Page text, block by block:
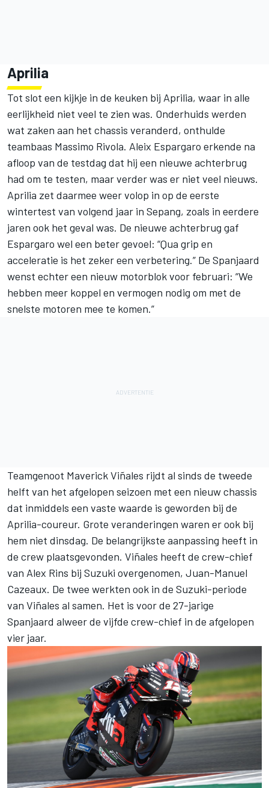
Aprilia
Tot slot een kijkje in de keuken bij Aprilia, waar in alle
eerlijkheid niet veel te zien was. Onderhuids werden
wat zaken aan het chassis veranderd, onthulde
teambaas Massimo Rivola. Aleix Espargaro erkende na
afloop van de testdag dat hij een nieuwe achterbrug
had om te testen, maar verder was er niet veel nieuws.
Aprilia zet daarmee weer volop in op de eerste
wintertest van volgend jaar in Sepang, zoals in eerdere
jaren ook het geval was. De nieuwe achterbrug gaf
Espargaro wel een beter gevoel: “Qua grip en
acceleratie is het zeker een verbetering.” De Spanjaard
wenst echter een nieuw motorblok voor februari: “We
hebben meer koppel en vermogen nodig om met de
snelste motoren mee te komen.”
Teamgenoot Maverick Viñales rijdt al sinds de tweede
helft van het afgelopen seizoen met een nieuw chassis
dat inmiddels een vaste waarde is geworden bij de
Aprilia-coureur. Grote veranderingen waren er ook bij
hem niet dinsdag. De belangrijkste aanpassing heeft in
de crew plaatsgevonden. Viñales heeft de crew-chief
van Alex Rins bij Suzuki overgenomen, Juan-Manuel
Cazeaux. De twee werkten ook in de Suzuki-periode
van Viñales al samen. Het is voor de 27-jarige
Spanjaard alweer de vijfde crew-chief in de afgelopen
vier jaar.